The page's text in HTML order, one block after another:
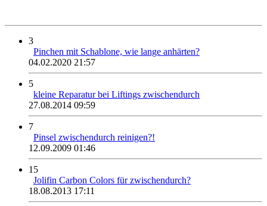
3
Pinchen mit Schablone, wie lange anhärten?
04.02.2020 21:57
5
kleine Reparatur bei Liftings zwischendurch
27.08.2014 09:59
7
Pinsel zwischendurch reinigen?!
12.09.2009 01:46
15
Jolifin Carbon Colors für zwischendurch?
18.08.2013 17:11